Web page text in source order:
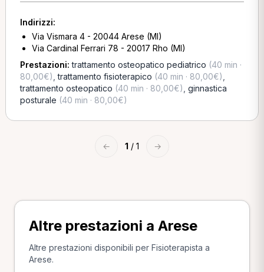
Indirizzi:
Via Vismara 4 - 20044 Arese (MI)
Via Cardinal Ferrari 78 - 20017 Rho (MI)
Prestazioni:trattamento osteopatico pediatrico (40 min ·
80,00€) ,trattamento fisioterapico (40 min · 80,00€)
trattamento osteopatico (40 min · 80,00€) ginnastica
posturale (40 min · 80,00€)
← 1 / 1 →
Altre prestazioni a Arese
Altre prestazioni disponibili per Fisioterapista a
Arese.